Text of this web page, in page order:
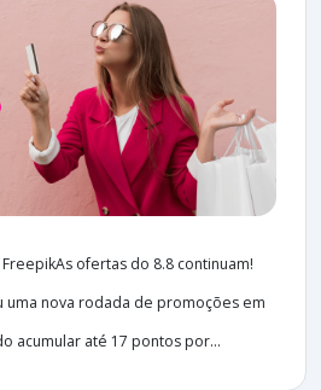
ofertas do 8.8 continuam!
uma nova rodada de promoções em
acumular até 17 pontos por...